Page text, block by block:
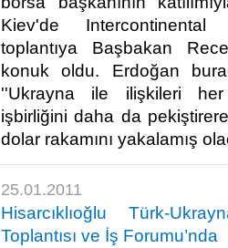
Kiev'de Intercontinental
toplantıya Başbakan
konuk oldu. Erdoğan
''Ukrayna ile ilişkileri her
işbirliğini daha da
dolar rakamını yakalamış
25.01.2011
Hisarcıklıoğlu Türk-
Toplantısı ve İş Forumu’nda